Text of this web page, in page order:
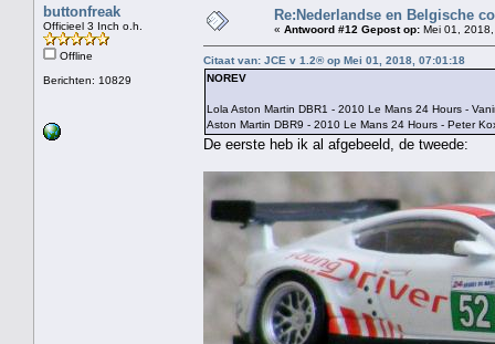
buttonfreak
Officieel 3 Inch o.h.
Offline
Berichten: 10829
Re:Nederlandse en Belgische
« Antwoord #12 Gepost op: Mei 01,
Citaat van: JCE v 1.2® op Mei 01, 2018, 07:01:18
NOREV
Lola Aston Martin DBR1 - 2010 Le Mans 24 Hours -
Aston Martin DBR9 - 2010 Le Mans 24 Hours - Peter
De eerste heb ik al afgebeeld, de tweede: